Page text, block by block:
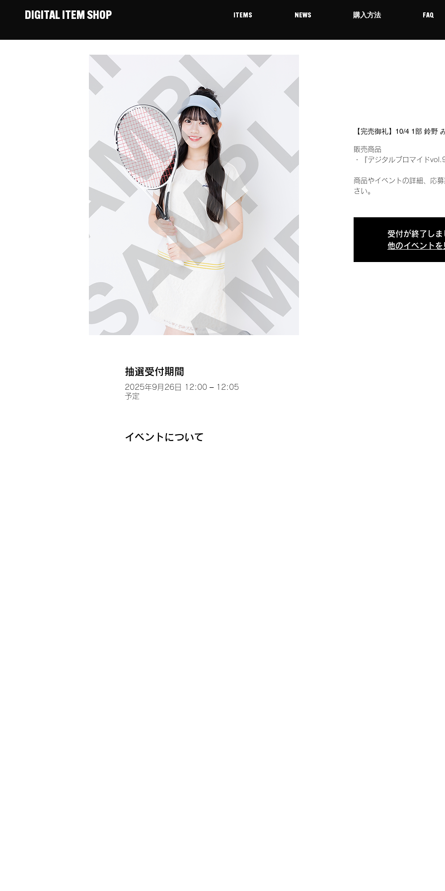
DIGITAL ITEM SHOP ITEMS NEWS 購入方法 FAQ
【完売御礼】10/4 1部 鈴野
販売商品
・『デジタルブロマイド
商品やイベントの詳細、応
さい。
受付が終了しま
他のイベントを
抽選受付期間
2025年9月26日 12:00 – 12:05
予定
イベントについて